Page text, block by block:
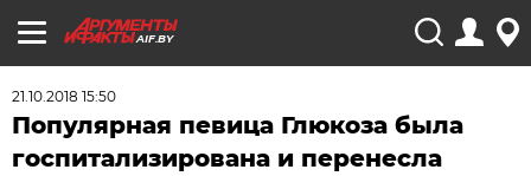
AIF.BY
21.10.2018 15:50
Популярная певица Глюкоза была
госпитализирована и перенесла